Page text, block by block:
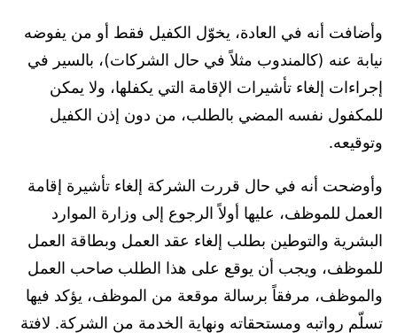
وأضافت أنه في العادة، يخوّل الكفيل فقط أو من يفوضه
نيابة عنه (كالمندوب مثلاً في حال الشركات)، بالسير في
إجراءات إلغاء تأشيرات الإقامة التي يكفلها، ولا يمكن
للمكفول نفسه المضي بالطلب، من دون إذن الكفيل
وتوقيعه.
وأوضحت أنه في حال قررت الشركة إلغاء تأشيرة إقامة
العمل للموظف، عليها أولاً الرجوع إلى وزارة الموارد
البشرية والتوطين بطلب إلغاء عقد العمل وبطاقة العمل
للموظف، ويجب أن يوقع على هذا الطلب صاحب العمل
والموظف، مرفقاً برسالة موقعة من الموظف، يؤكد فيها
تسلّم رواتبه ومستحقاته ونهاية الخدمة من الشركة. لافتة